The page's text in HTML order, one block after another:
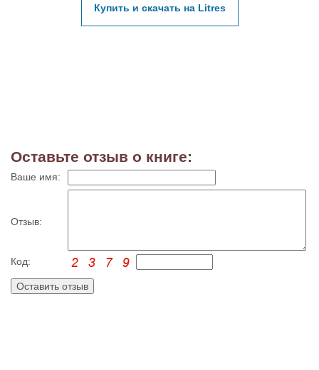
Купить и скачать на Litres
Оставьте отзыв о книге:
Ваше имя:
Отзыв:
Код: